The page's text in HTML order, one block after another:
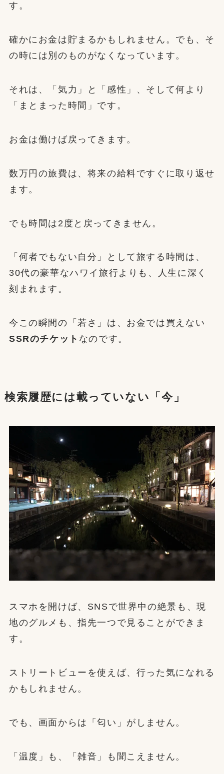
す。
確かにお金は貯まるかもしれません。でも、そ
の時には別のものがなくなっています。
それは、「気力」と「感性」、そして何より
「まとまった時間」です。
お金は働けば戻ってきます。
数万円の旅費は、将来の給料ですぐに取り返せ
ます。
でも時間は2度と戻ってきません。
「何者でもない自分」として旅する時間は、
30代の豪華なハワイ旅行よりも、人生に深く
刻まれます。
今この瞬間の「若さ」は、お金では買えない
SSRのチケット なのです。
検索履歴には載っていない「今」
スマホを開けば、SNSで世界中の絶景も、現
地のグルメも、指先一つで見ることができま
す。
ストリートビューを使えば、行った気になれる
かもしれません。
でも、画面からは「匂い」がしません。
「温度」も、「雑音」も聞こえません。